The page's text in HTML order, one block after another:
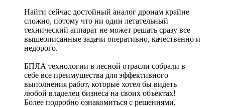
Найти сейчас достойный аналог дронам крайне
сложно, потому что ни один летательный
технический аппарат не может решать сразу все
вышеописанные задачи оперативно, качественно и
недорого.
БПЛА технологии в лесной отрасли собрали в
себе все преимущества для эффективного
выполнения работ, которые хотел бы видеть
любой владелец бизнеса на своих объектах!
Более подробно ознакомиться с решениями,